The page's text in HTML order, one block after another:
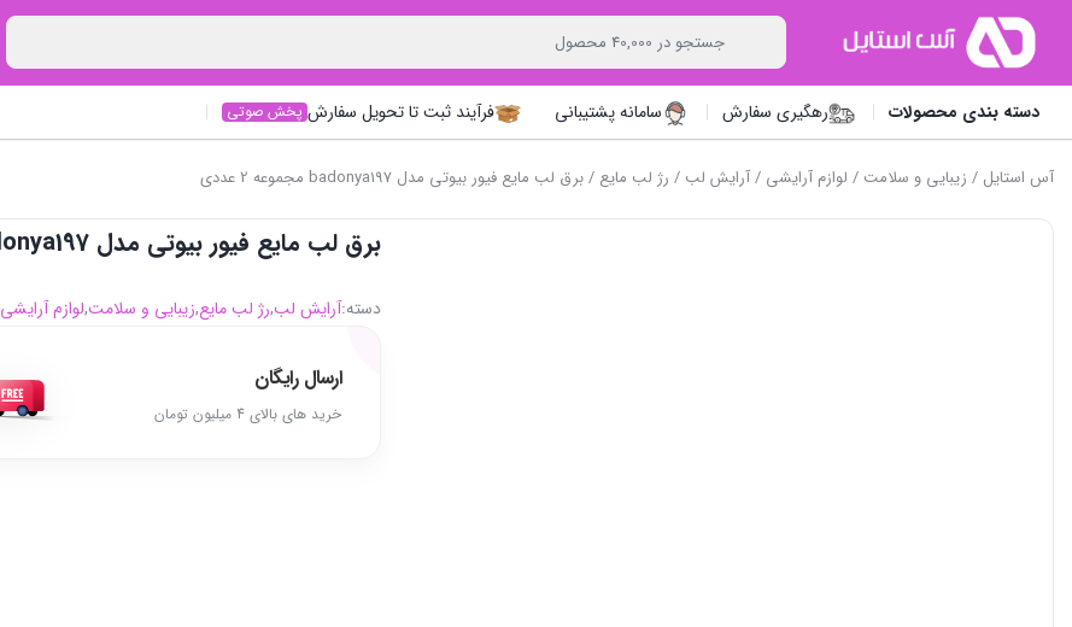
دسته بندی محصولات رهگیری سفارش سامانه پشتیبانی فرآیند ثبت تا تحویل سفارش پخش صوتی
آس استایل / زیبایی و سلامت / لوازم آرایشی /آرایش لب / رژ لب مایع / برق لب مایع فیور بیوتی مدل badonya197 مجموعه 2 عددی
برق لب مایع فیور بیوتی مدل badonya197 مجموعه 2 عددی
دسته:آرایش لب,رژ لب مایع,زیبایی و سلامت,لوازم آرایشی
ارسال رایگان
خرید های بالای 4 میلیون تومان